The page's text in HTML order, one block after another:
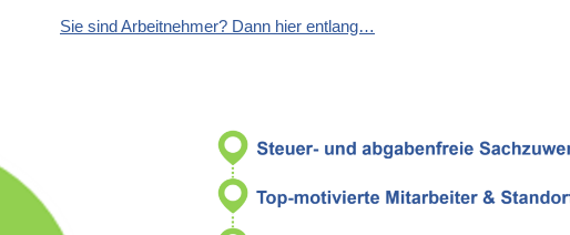
Sie sind Arbeitnehmer? Dann hier entlang…